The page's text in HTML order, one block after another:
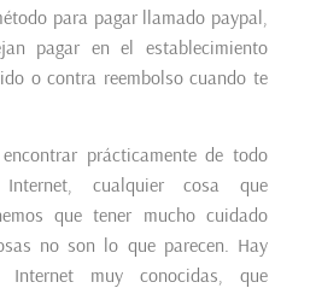
para pagar llamado paypal,
pagar en el establecimiento
o contra reembolso cuando te
prácticamente de todo
cualquier cosa que
que tener mucho cuidado
no son lo que parecen. Hay
Internet muy conocidas, que